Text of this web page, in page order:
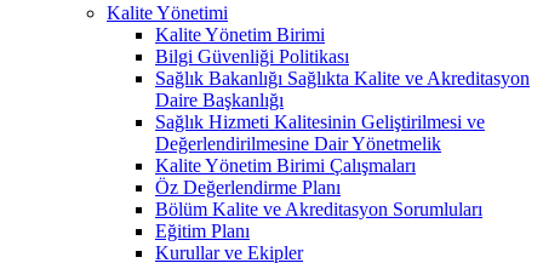
Kalite Yönetimi
Kalite Yönetim Birimi
Bilgi Güvenliği Politikası
Sağlık Bakanlığı Sağlıkta Kalite ve Akreditasyon
Daire Başkanlığı
Sağlık Hizmeti Kalitesinin Geliştirilmesi ve
Değerlendirilmesine Dair Yönetmelik
Kalite Yönetim Birimi Çalışmaları
Öz Değerlendirme Planı
Bölüm Kalite ve Akreditasyon Sorumluları
Eğitim Planı
Kurullar ve Ekipler